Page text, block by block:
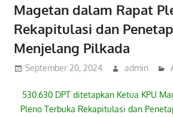
Magetan dalam Rapat
Rekapitulasi dan
Menjelang Pilkada
September 20, 2024 admin
530.630 DPT ditetapkan Ketua KPU
Pleno Terbuka Rekapitulasi dan